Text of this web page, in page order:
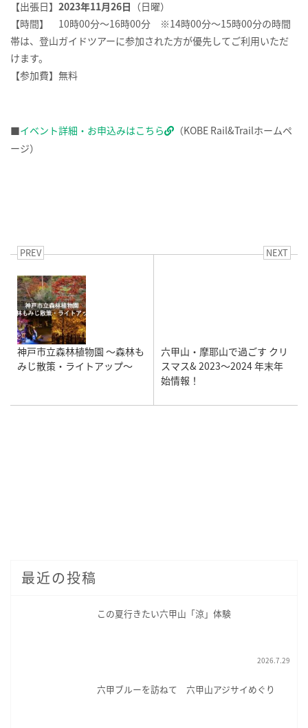
【出張日】 2023年11月26日 （日曜）
【時間】 10時00分～16時00分 ※14時00分～15時00分の時間
帯は、登山ガイドツアーに参加された方が優先してご利用いただ
けます。
【参加費】無料
■イベント詳細・お申込みはこちら
（KOBE Rail&Trailホームペ
ージ）
PREV
神戸市立森林植物園 ～森林も
みじ散策・ライトアップ～
NEXT
六甲山・摩耶山で過ごす クリ
スマス& 2023～2024 年末年
始情報！
最近の投稿
この夏行きたい六甲山「涼」体験
2026.7.29
六甲ブルーを訪ねて 六甲山アジサイめぐり